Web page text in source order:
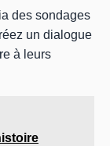
des sondages
un dialogue
à leurs